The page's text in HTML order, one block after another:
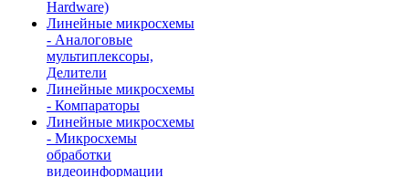
Hardware)
Линейные микросхемы
- Аналоговые
мультиплексоры,
Делители
Линейные микросхемы
- Компараторы
Линейные микросхемы
- Микросхемы
обработки
видеоинформации